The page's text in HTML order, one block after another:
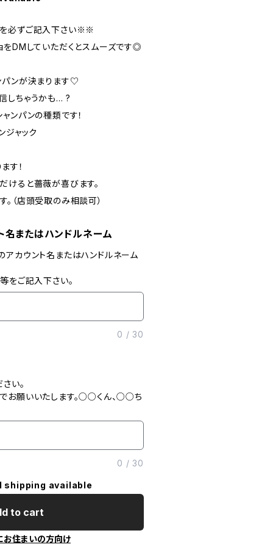
必ずご記入下さい※※
をDMしていただくとスムーズです◎
パンが決まります♡
しちゃうかも... ?
ンパンの種類です！
ジャック
す！
ると薔薇が喜びます。
（店頭受取のみ相談可）
またはハンドルネーム
アカウント名またはハンドルネーム
をご記入下さい。
0 /30
い。
お願いいたします。○○くん、○○ち
0 /30
shipping available
to cart
お住まいの方向け